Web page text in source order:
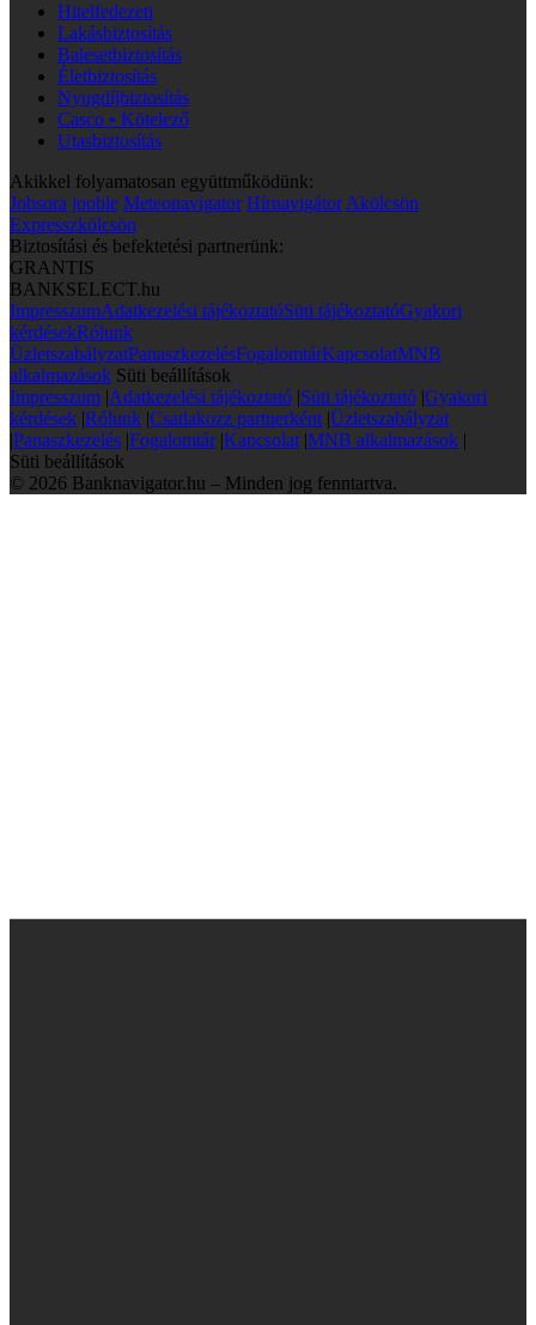
Hitelfedezeti
Lakásbiztosítás
Balesetbiztosítás
Életbiztosítás
Nyugdíjbiztosítás
Casco • Kötelező
Utasbiztosítás
Akikkel folyamatosan együttműködünk:
Jobsora jooble Meteonavigator HírnavigátorAkölcsön
Expresszkölcsön
Biztosítási és befektetési partnerünk:
GRANTIS
BANKSELECT.hu
ImpresszumAdatkezelési tájékoztatóSüti tájékoztatóGyakori
kérdésekRólunk
ÜzletszabályzatPanaszkezelésFogalomtárKapcsolatMNB
alkalmazások Süti beállítások
Impresszum |Adatkezelési tájékoztató |Süti tájékoztató |Gyakori
kérdések |Rólunk |Csatlakozz partnerként |Üzletszabályzat
|Panaszkezelés |Fogalomtár |Kapcsolat |MNB alkalmazások |
Süti beállítások
© 2026 Banknavigator.hu – Minden jog fenntartva.